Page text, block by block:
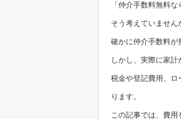
「仲介手数料無料
そう考えていません
確かに仲介手数料が
しかし、実際に家
税金や登記費用、ロ
ります。
この記事では、費